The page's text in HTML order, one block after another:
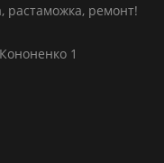
растаможка, ремонт!
1